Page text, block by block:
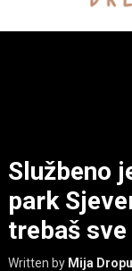
Službeno
park
trebaš sve
Written by Mija